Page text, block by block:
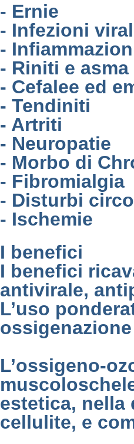
- Ernie
- Infezioni
-
- Riniti e asma
- Cefalee ed
- Tendiniti
- Artriti
- Neuropatie
- Morbo di
- Fibromialgia
- Disturbi
- Ischemie
I benefici
I benefici
antivirale,
L’uso
L’ossigeno-
estetica, nella
cellulite, e